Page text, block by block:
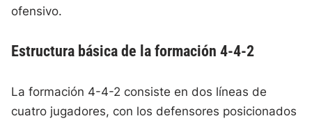
ofensivo.
Estructura básica de la formación 4-4-2
La formación 4-4-2 consiste en dos líneas de
cuatro jugadores, con los defensores posicionados